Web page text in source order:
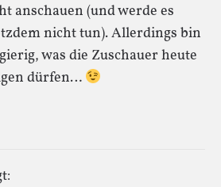
anschauen (und werde es
nicht tun). Allerdings bin
was die Zuschauer heute
dürfen…